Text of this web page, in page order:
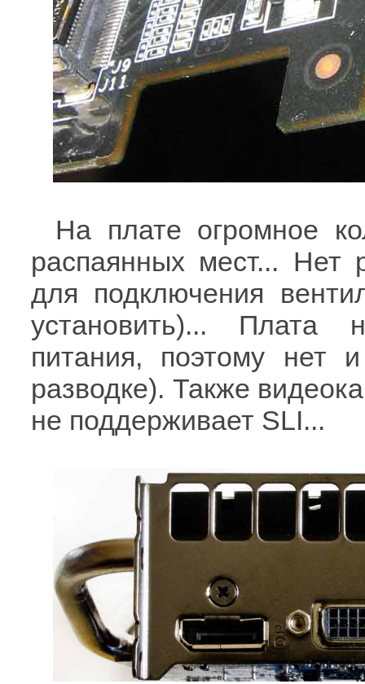
На плате огромное
распаянных мест... Нет
для подключения
установить)... Плата
питания, поэтому нет
разводке). Также
не поддерживает SLI...